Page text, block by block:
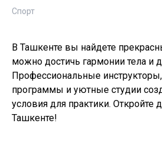
Спорт
В Ташкенте вы найдете
можно достичь гармонии тела и
Профессиональные
программы и уютные студии
условия для практики. Откройте
Ташкенте!